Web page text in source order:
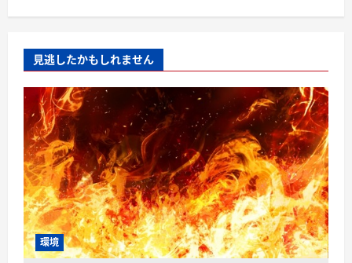
見逃したかもしれません
環境